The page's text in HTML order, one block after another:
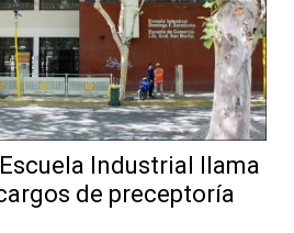
Industrial llama
de preceptoría